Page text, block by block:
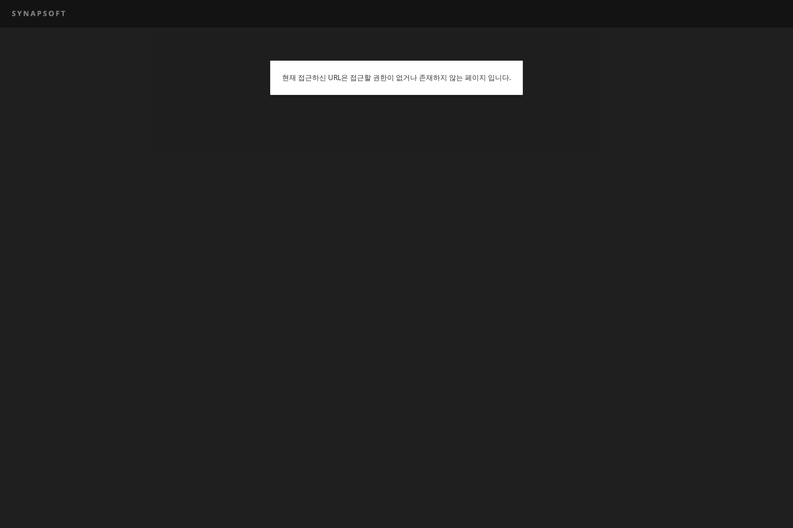
현재 접근하신 URL은 접근할 권한이 없거나 존재하지 않는 페이지 입니다.